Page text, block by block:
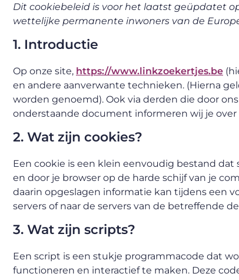
Dit cookiebeleid is voor het laatst geüpdatet
wettelijke permanente inwoners van de
1. Introductie
Op onze site, https://www.linkzoekertjes.be
en andere aanverwante technieken. (Hierna
worden genoemd). Ook via derden die door
onderstaande document informeren wij je
2. Wat zijn cookies?
Een cookie is een klein eenvoudig bestand
en door je browser op de harde schijf van je
daarin opgeslagen informatie kan tijdens een
servers of naar de servers van de betreffende
3. Wat zijn scripts?
Een script is een stukje programmacode dat
functioneren en interactief te maken. Deze